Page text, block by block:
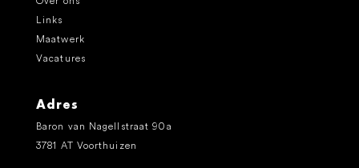
Links
Maatwerk
Vacatures
Adres
Baron van Nagellstraat 90a
3781 AT Voorthuizen